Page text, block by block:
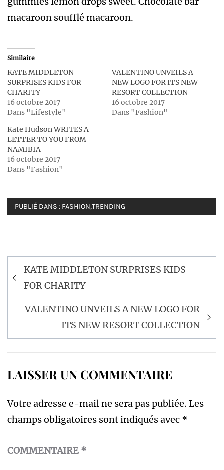
macaroon soufflé macaroon.
Similaire
KATE MIDDLETON
SURPRISES KIDS FOR
CHARITY
16 octobre 2017
Dans "Lifestyle"
VALENTINO UNVEILS A
NEW LOGO FOR ITS NEW
RESORT COLLECTION
16 octobre 2017
Dans "Fashion"
Kate Hudson WRITES A
LETTER TO YOU FROM
NAMIBIA
16 octobre 2017
Dans "Fashion"
PUBLIÉ DANS : FASHION,TRENDING
Navigation
de
KATE MIDDLETON SURPRISES KIDS
FOR CHARITY
VALENTINO UNVEILS A NEW LOGO FOR
ITS NEW RESORT COLLECTION
LAISSER UN COMMENTAIRE
Votre adresse e-mail ne sera pas publiée. Les
champs obligatoires sont indiqués avec *
COMMENTAIRE *